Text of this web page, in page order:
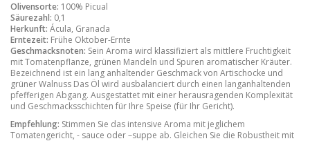
Olivensorte: 100% Picual
Säurezahl: 0,1
Herkunft: Ácula, Granada
Erntezeit: Frühe Oktober-Ernte
Geschmacksnoten: Sein Aroma wird klassifiziert als mittlere Fruchtigkeit
mit Tomatenpflanze, grünen Mandeln und Spuren aromatischer Kräuter.
Bezeichnend ist ein lang anhaltender Geschmack von Artischocke und
grüner Walnuss Das Öl wird ausbalanciert durch einen langanhaltenden
pfefferigen Abgang. Ausgestattet mit einer herausragenden Komplexität
und Geschmacksschichten für Ihre Speise (für Ihr Gericht).
Empfehlung: Stimmen Sie das intensive Aroma mit jeglichem
Tomatengericht, - sauce oder –suppe ab. Gleichen Sie die Robustheit mit